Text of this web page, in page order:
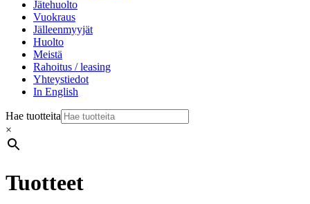
Jätehuolto
Vuokraus
Jälleenmyyjät
Huolto
Meistä
Rahoitus / leasing
Yhteystiedot
In English
Hae tuotteita
×
Tuotteet